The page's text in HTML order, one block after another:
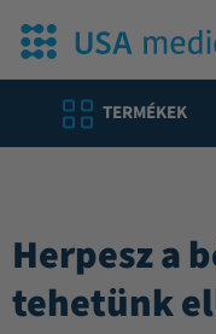
TERMÉKEK
Herpesz a
tehetünk